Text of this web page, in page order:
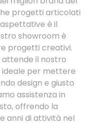
progetti articolati
è il
showroom è
progetti creativi.
attende il nostro
per mettere
design e giusto
assistenza in
offrendo la
anni di attività nel